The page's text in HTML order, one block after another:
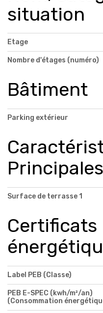
situation
Etage
Nombre d'étages (numéro)
Bâtiment
Parking extérieur
Principales
Surface de terrasse 1
Certificats
Label PEB (Classe)
PEB E-SPEC (kwh/m²/an)
(Consommation